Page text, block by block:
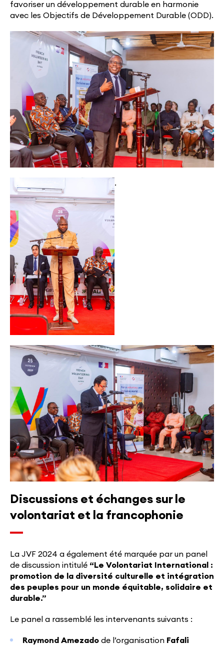
favoriser un développement durable en harmonie
avec les Objectifs de Développement Durable (ODD).
.
Discussions et échanges sur le
volontariat et la francophonie
La JVF 2024 a également été marquée par un panel
de discussion intitulé “Le Volontariat International :
promotion de la diversité culturelle et intégration
des peuples pour un monde équitable, solidaire et
durable.”
Le panel a rassemblé les intervenants suivants :
Raymond Amezado de l’organisation Fafali